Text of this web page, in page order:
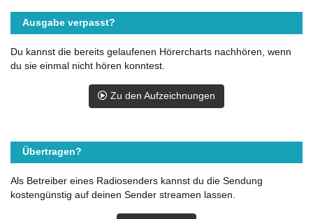
Ausgabe verpasst?
Du kannst die bereits gelaufenen Hörercharts nachhören, wenn
du sie einmal nicht hören konntest.
Zu den Aufzeichnungen
Übertragen?
Als Betreiber eines Radiosenders kannst du die Sendung
kostengünstig auf deinen Sender streamen lassen.